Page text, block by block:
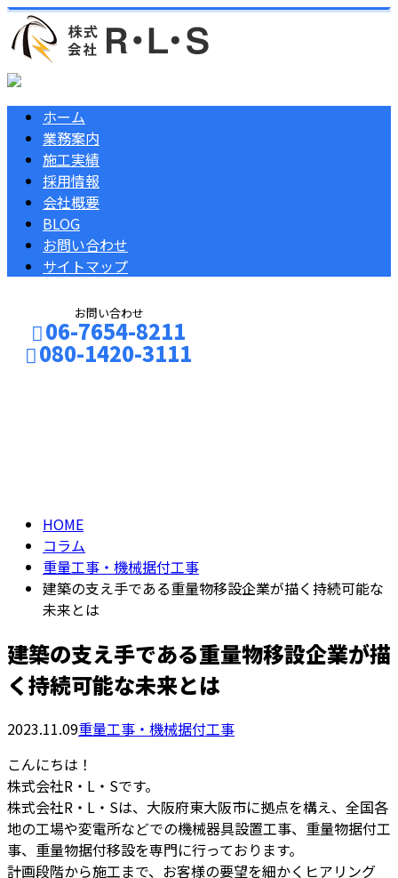
ホーム
業務案内
施工実績
採用情報
会社概要
BLOG
お問い合わせ
サイトマップ
お問い合わせ
06-7654-8211
080-1420-3111
HOME
コラム
重量工事・機械据付工事
建築の支え手である重量物移設企業が描く持続可能な
未来とは
建築の支え手である重量物移設企業が描
く持続可能な未来とは
2023.11.09重量工事・機械据付工事
こんにちは！
株式会社R・L・Sです。
株式会社R・L・Sは、大阪府東大阪市に拠点を構え、全国各
地の工場や変電所などでの機械器具設置工事、重量物据付工
事、重量物据付移設を専門に行っております。
計画段階から施工まで、お客様の要望を細かくヒアリング